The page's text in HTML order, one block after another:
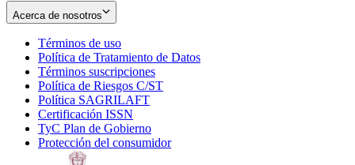
Acerca de nosotros
Términos de uso
in
new
window
Política de Tratamiento de Datos
Términos suscripciones
in
Política de Riesgos C/ST
Política SAGRILAFT
new
window
Certificación ISSN
in
new
TyC Plan de Gobierno
in
Protección del consumidorOpens